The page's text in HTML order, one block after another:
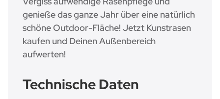
genieße das ganze Jahr über eine natürlich
schöne Outdoor-Fläche! Jetzt Kunstrasen
kaufen und Deinen Außenbereich
aufwerten!
Technische Daten